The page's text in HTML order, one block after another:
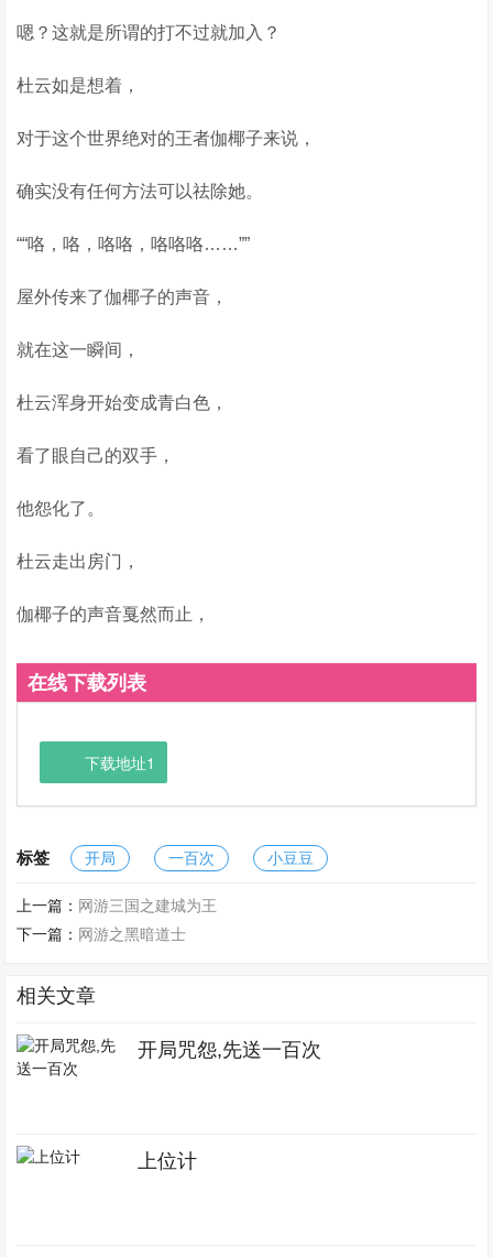
嗯？这就是所谓的打不过就加入？
杜云如是想着，
对于这个世界绝对的王者伽椰子来说，
确实没有任何方法可以祛除她。
““咯，咯，咯咯，咯咯咯……””
屋外传来了伽椰子的声音，
就在这一瞬间，
杜云浑身开始变成青白色，
看了眼自己的双手，
他怨化了。
杜云走出房门，
伽椰子的声音戛然而止，
在线下载列表
下载地址1
标签 开局 一百次 小豆豆
上一篇： 网游三国之建城为王
下一篇： 网游之黑暗道士
相关文章
开局咒怨,先送一百次
上位计